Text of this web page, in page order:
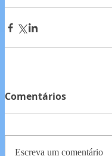
Comentários
Escreva um comentário